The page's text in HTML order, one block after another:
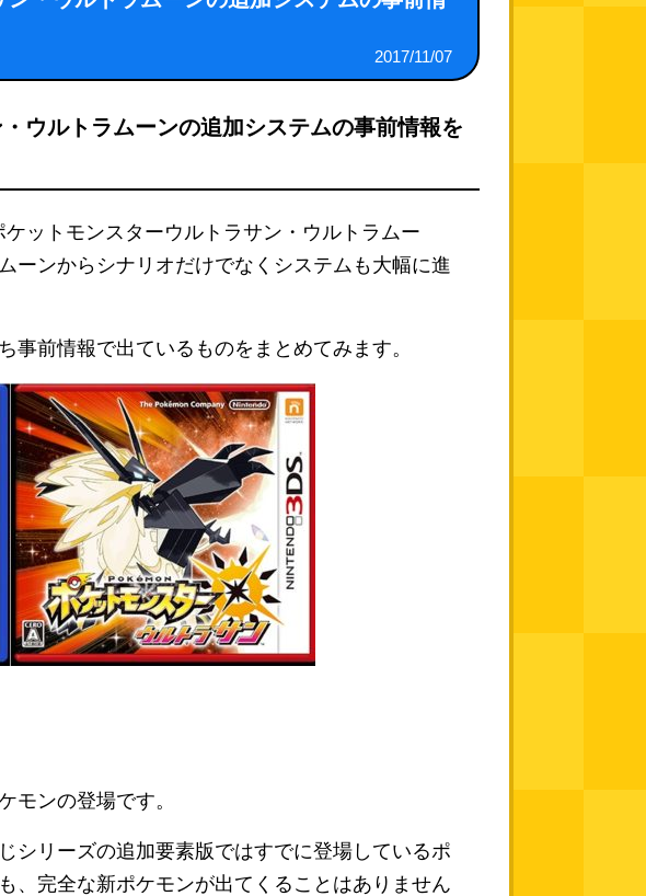
2017/11/07
ウルトラムーンの追加システムの事前情報を
ットモンスターウルトラサン・ウルトラムー
ーンからシナリオだけでなくシステムも大幅に進
事前情報で出ているものをまとめてみます。
モンの登場です。
シリーズの追加要素版ではすでに登場しているポ
、完全な新ポケモンが出てくることはありません